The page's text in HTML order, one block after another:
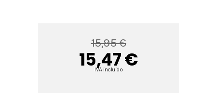
15,95 €
15,47 €
IVA incluido